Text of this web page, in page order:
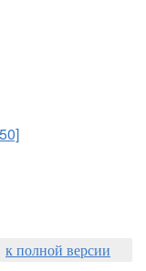
к полной версии